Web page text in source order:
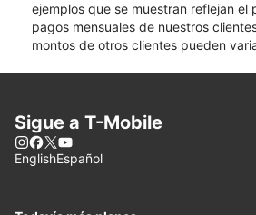
ejemplos que se muestran reflejan el
pagos mensuales de nuestros
montos de otros clientes pueden